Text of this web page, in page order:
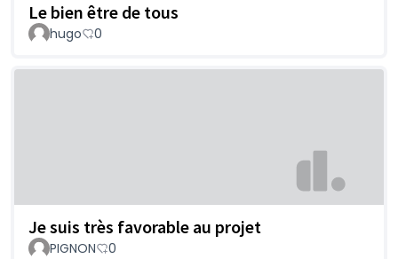
Le bien être de tous
hugo 0
Je suis très favorable au projet
PIGNON 0